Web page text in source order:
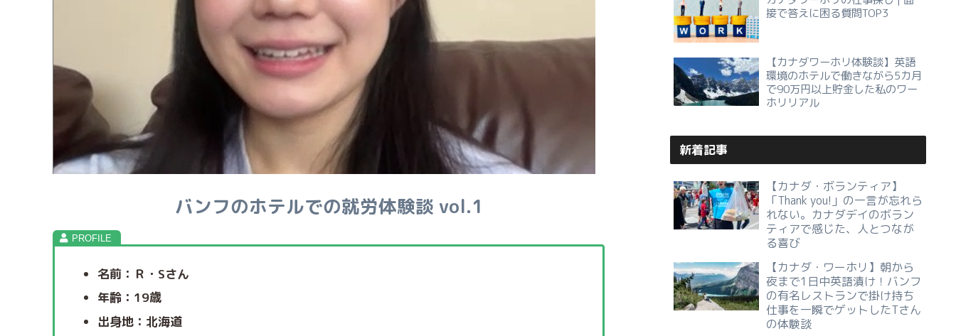
バンフのホテルでの就労体験談 vol.1
名前：Ｒ・Sさん
年齢：19歳
出身地：北海道
接で答えに困る質問TOP3
【カナダワーホリ体験談】英語
環境のホテルで働きながら5カ月
で90万円以上貯金した私のワー
ホリリアル
新着記事
【カナダ・ボランティア】
「Thank you!」の一言が忘れら
れない。カナダデイのボラン
ティアで感じた、人とつなが
る喜び
【カナダ・ワーホリ】朝から
夜まで1日中英語漬け！バンフ
の有名レストランで掛け持ち
仕事を一瞬でゲットしたTさん
の体験談